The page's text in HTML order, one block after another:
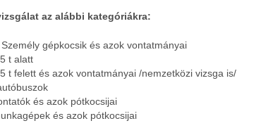
az alábbi kategóriákra:
gépkocsik és azok vontatmányai
t alatt
t felett és azok vontatmányai /nemzetközi vizsga is/
és azok pótkocsijai
és azok pótkocsijai